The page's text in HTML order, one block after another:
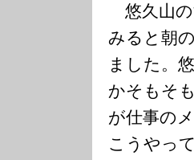
悠久山の
みると朝
ました。
かそもそ
が仕事の
こうやっ